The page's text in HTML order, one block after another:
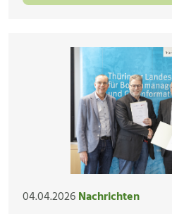
04.04.2026Nachrichten